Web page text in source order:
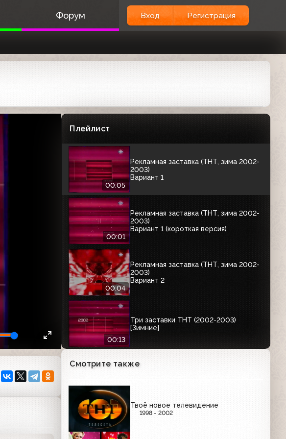
Форум Вход Регистрация
Плейлист
ЗИМНИЕ ВЕРСИИ ЗАСТАВОК
Заставка "С наступающим!" (ТНТ,
00:06
00:05
Рекламная заставка (ТНТ, зима 2002-
2003)
Вариант 1
00:01
Рекламная заставка (ТНТ, зима 2002-
2003)
Вариант 1 (короткая версия)
00:04
Рекламная заставка (ТНТ, зима 2002-
2003)
Вариант 2
00:13
Три заставки ТНТ (2002-2003)
[Зимние]
ЗАСТАВКА С ЮРИЕМ АСКАРОВЫМ
(вероятно, приуроченная к выходу его шоу "Фигли-
мигли")
00:10
Смотрите также
Твоё новое телевидение
1998 - 2002